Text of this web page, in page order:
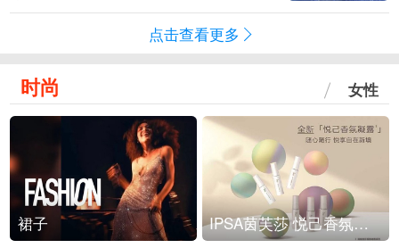
点击查看更多
时尚 女性
裙子 IPSA茵芙莎 悦己香氛凝露上市